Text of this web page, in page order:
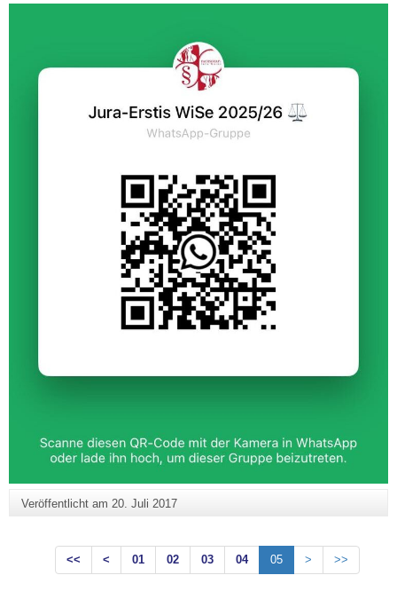
Veröffentlicht am 20. Juli 2017
<< < 01 02 03 04 05 > >>